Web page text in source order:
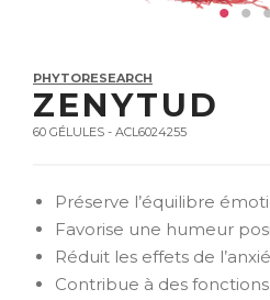
PHYTORESEARCH
ZENYTUD
60 GÉLULES - ACL6024255
Préserve l’équilibre
Favorise une humeur
Réduit les effets de
Contribue à des